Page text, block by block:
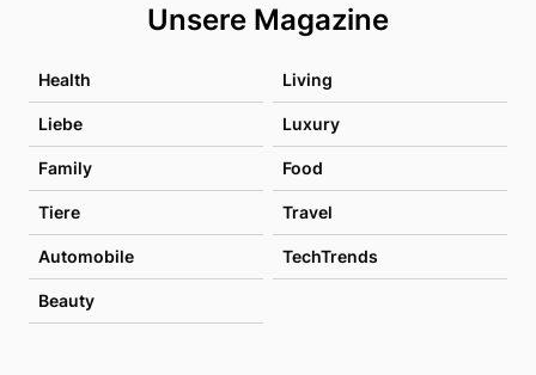
Unsere Magazine
Health Living
Liebe Luxury
Family Food
Tiere Travel
Automobile TechTrends
Beauty